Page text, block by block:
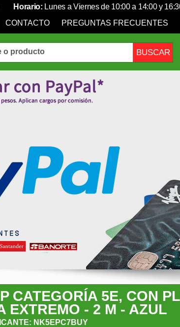
Horario: Lunes a Viernes de 10:00 a 14:00 y
CONTACTO PREGUNTAS FRECUENTES
CATEGORÍA 5E, CON
EXTREMO - 2 M - AZUL
NK5EPC7BUY